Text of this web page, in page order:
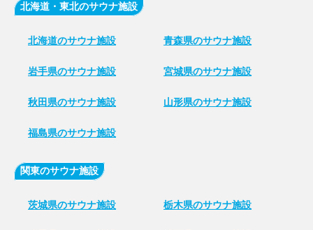
北海道・東北のサウナ施設
北海道のサウナ施設 青森県のサウナ施設
岩手県のサウナ施設 宮城県のサウナ施設
秋田県のサウナ施設 山形県のサウナ施設
福島県のサウナ施設
関東のサウナ施設
茨城県のサウナ施設 栃木県のサウナ施設